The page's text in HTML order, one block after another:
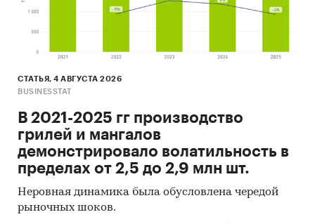
СТАТЬЯ, 4 АВГУСТА 2026
BUSINESSTAT
В 2021-2025 гг производство
грилей и мангалов
демонстрировало волатильность в
пределах от 2,5 до 2,9 млн шт.
Неровная динамика была обусловлена чередой
рыночных шоков.